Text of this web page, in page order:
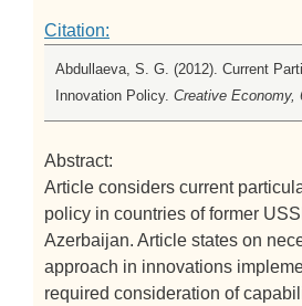
Citation:
Abdullaeva, S. G. (2012). Current
Innovation Policy. Creative Economy,
Abstract:
Article considers current
policy in countries of former
Azerbaijan. Article states on
approach in innovations
required consideration of